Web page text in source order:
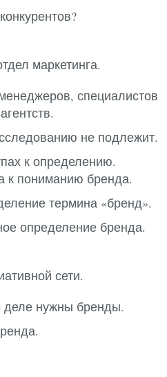
маркетинга.
специалистов
не подлежит.
к определению.
к пониманию бренда.
термина «бренд».
определение бренда.
сети.
деле нужны бренды.